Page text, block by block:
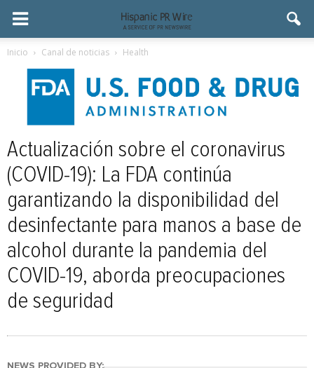
Inicio Canal de noticias Health
Actualización sobre el coronavirus
(COVID-19): La FDA continúa
garantizando la disponibilidad del
desinfectante para manos a base de
alcohol durante la pandemia del
COVID-19, aborda preocupaciones
de seguridad